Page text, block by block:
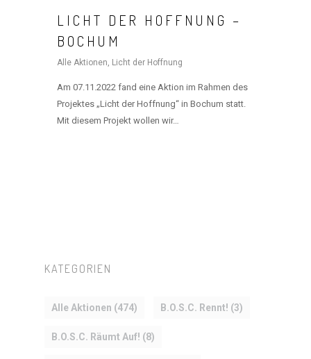
LICHT DER HOFFNUNG –
BOCHUM
Alle Aktionen, Licht der Hoffnung
Am 07.11.2022 fand eine Aktion im Rahmen des
Projektes „Licht der Hoffnung“ in Bochum statt.
Mit diesem Projekt wollen wir…
KATEGORIEN
Alle Aktionen (474) B.O.S.C. Rennt! (3)
B.O.S.C. Räumt Auf! (8)